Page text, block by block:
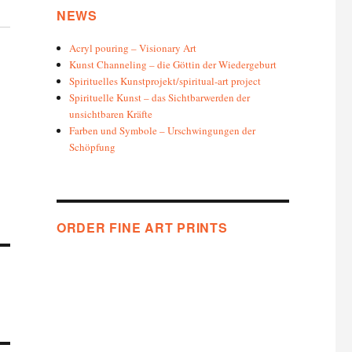
NEWS
Acryl pouring – Visionary Art
Kunst Channeling – die Göttin der Wiedergeburt
Spirituelles Kunstprojekt/spiritual-art project
Spirituelle Kunst – das Sichtbarwerden der
unsichtbaren Kräfte
Farben und Symbole – Urschwingungen der
Schöpfung
ORDER FINE ART PRINTS